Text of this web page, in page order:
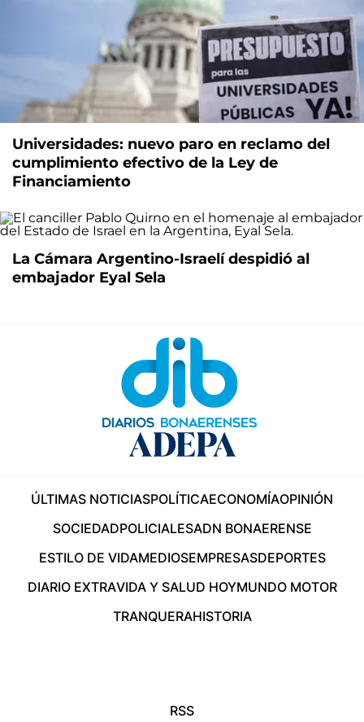
Universidades: nuevo paro en reclamo del
cumplimiento efectivo de la Ley de
Financiamiento
La Cámara Argentino-Israelí despidió al
embajador Eyal Sela
ÚLTIMAS NOTICIASPOLÍTICAECONOMÍAOPINIÓN
SOCIEDADPOLICIALESADN BONAERENSE
ESTILO DE VIDAMEDIOSEMPRESASDEPORTES
DIARIO EXTRAVIDA Y SALUD HOYMUNDO MOTOR
TRANQUERAHISTORIA
RSS